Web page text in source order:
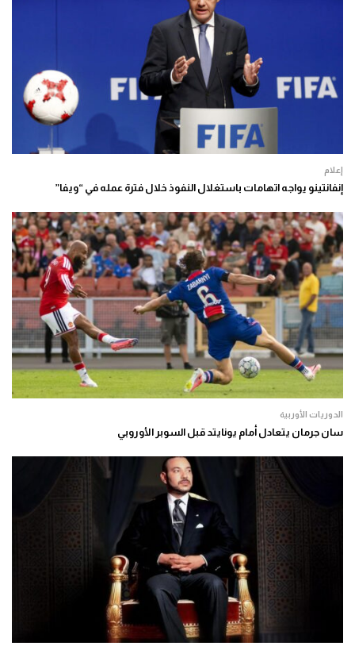
إعلام
إنفانتينو يواجه اتهامات باستغلال النفوذ خلال فترة عمله في “ويفا”
الدوريات الأوربية
سان جرمان يتعادل أمام يونايتد قبل السوبر الأوروبي